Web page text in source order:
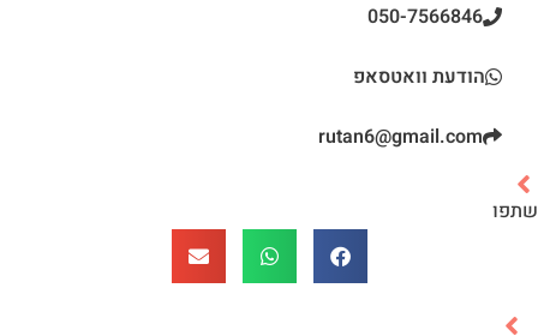
050-7566846
הודעת וואטסאפ
rutan6@gmail.com
שתפו